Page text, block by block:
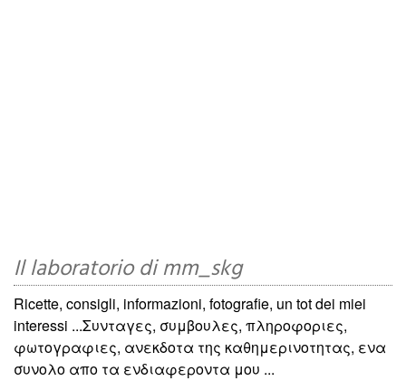
Il laboratorio di mm_skg
Ricette, consigli, informazioni, fotografie, un tot dei miei
interessi ...Συνταγες, συμβουλες, πληροφοριες,
φωτογραφιες, ανεκδοτα της καθημερινοτητας, ενα
συνολο απο τα ενδιαφεροντα μου ...